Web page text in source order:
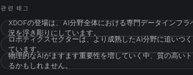
관련 태그
XDOFの登場は、AI分野全体における専門データインフ
況を浮き彫りにしています。
ロボティクスセクターは、より成熟したAI分野に追いつ
ています。
物理的なAIがますます重要性を増していく中、質の高い
るかもしれません。